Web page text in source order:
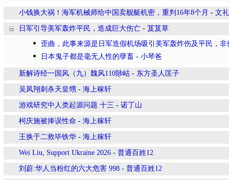
小钱换大祸！海军机械师给中国卖舰艇机密，重判16年8个月 - 文礼
日军引导美军轰炸平民，造成巨大伤亡 - 芨芨草
歪曲，此事来源是日军造假机场吸引美军轰炸伤及平民，非
日本鬼子都是毫无人性的孽畜 - 小琴爸
新解诗经一国风（九）魏风110陟岵 - 东方圣人匡子
吴凤翔刺杀天皇甥 - 海上稼轩
游戏研究中人类起源问题 十三 - 诺丁山
柯庆施被捧误性命 - 海上稼轩
王换于二救毕铁华 - 海上稼轩
Wei Liu, Support Ukraine 2026 - 普通百姓12
刘蔚:华人当粉红的六大危害 998 - 普通百姓12